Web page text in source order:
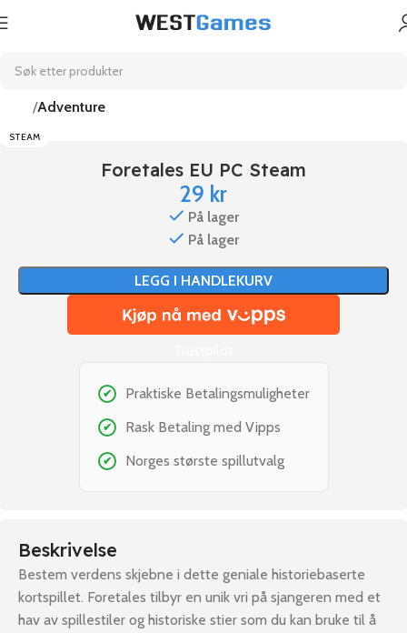
Adventure
STEAM
Foretales EU PC Steam
29 kr
På lager
På lager
LEGG I HANDLEKURV
✔ Praktiske Betalingsmuligheter
✔ Rask Betaling med Vipps
✔ Norges største spillutvalg
Beskrivelse
Bestem verdens skjebne i dette geniale historiebaserte
kortspillet. Foretales tilbyr en unik vri på sjangeren med et
hav av spillestiler og historiske stier som du kan bruke til å